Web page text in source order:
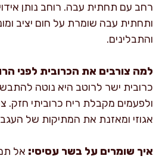
רחב עם תחתית עבה. רוחב נותן
ותחתית עבה שומרת על חום יציב
והתבלינים.
למה צורבים את הכרובית לפני
כרובית ישר לרוטב היא נוטה
ולפעמים מקבלת ריח כרוביתי חזק.
אגוזי ומאזנת את המתיקות של
איך שומרים על בשר עסיסי: אל